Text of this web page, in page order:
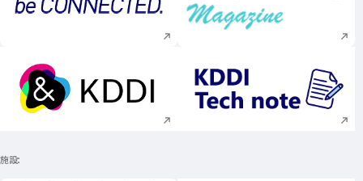
新規ウィンドウで開く 新規ウィンドウで
新規ウィンドウで開く 新規ウィンドウで
施設